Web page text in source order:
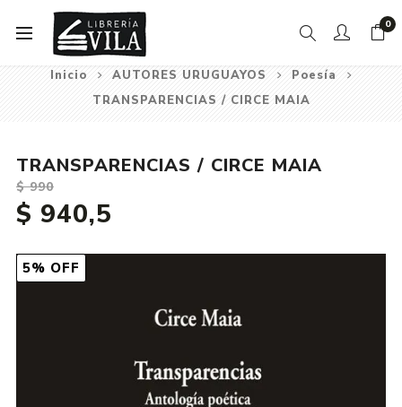
0
Inicio AUTORES URUGUAYOS
Poesía
TRANSPARENCIAS / CIRCE MAIA
5% OFF
TRANSPARENCIAS / CIRCE MAIA
$ 990
$ 940,5